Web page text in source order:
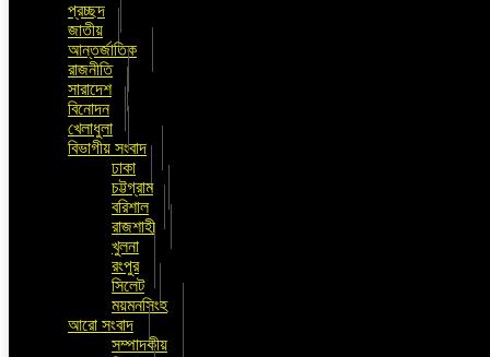
প্রচ্ছদ
জাতীয়
আন্তর্জাতিক
রাজনীতি
সারাদেশ
বিনোদন
খেলাধুলা
বিভাগীয় সংবাদ
ঢাকা
চট্টগ্রাম
বরিশাল
রাজশাহী
খুলনা
রংপুর
সিলেট
ময়মনসিংহ
আরো সংবাদ
সম্পাদকীয়